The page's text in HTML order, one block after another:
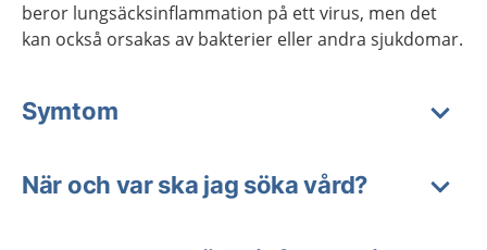
beror lungsäcksinflammation på ett virus, men det
kan också orsakas av bakterier eller andra sjukdomar.
Symtom
När och var ska jag söka vård?